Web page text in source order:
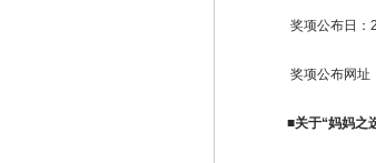
奖项公布日：
奖项公布网址：
■关于“妈妈之